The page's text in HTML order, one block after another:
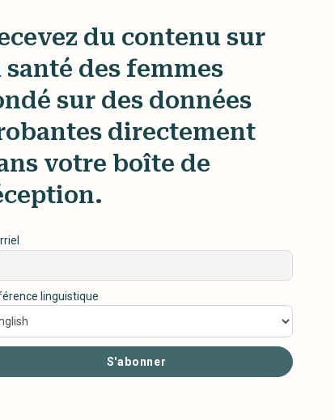
du contenu sur
santé des femmes
sur des données
directement
votre boîte de
linguistique